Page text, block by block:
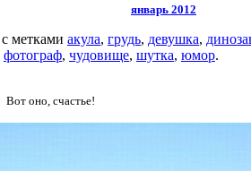
январь 2012
с метками акула, грудь, девушка,
фотограф, чудовище, шутка, юмор.
Вот оно, счастье!